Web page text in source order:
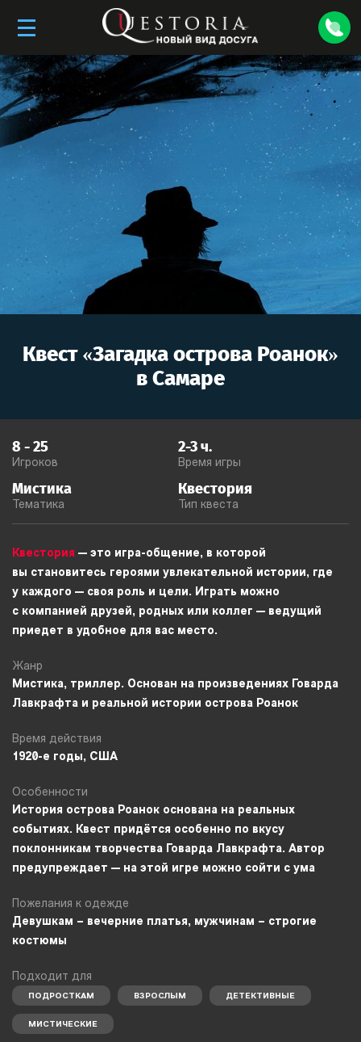
Квест «Загадка острова Роанок»
вСамаре
8-25
Игроков
2-3ч.
Время игры
Мистика
Тематика
Квестория
Тип квеста
Квестория — это игра-общение, в которой
вы становитесь героями увлекательной истории, где
у каждого — своя роль и цели. Играть можно
с компанией друзей, родных или коллег — ведущий
приедет в удобное для вас место.
Жанр
Мистика, триллер. Основан на произведениях Говарда
Лавкрафта и реальной истории острова Роанок
Время действия
1920-е годы, США
Особенности
История острова Роанок основана на реальных
событиях. Квест придётся особенно по вкусу
поклонникам творчества Говарда Лавкрафта. Автор
предупреждает — на этой игре можно сойти с ума
Пожелания к одежде
Девушкам – вечерние платья, мужчинам – строгие
костюмы
Подходит для
ПОДРОСТКАМ ВЗРОСЛЫМ ДЕТЕКТИВНЫЕ
МИСТИЧЕСКИЕ